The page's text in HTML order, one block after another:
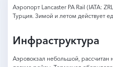
Аэропорт Lancaster PA Rail (IATA:
Турция. Зимой и летом действует
Инфраструктура
Аэровокзал небольшой,